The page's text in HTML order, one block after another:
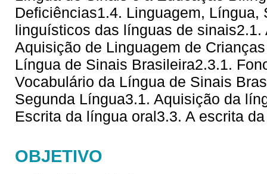
Deficiências1.4. Linguagem,
linguísticos das línguas de
Aquisição de Linguagem de
Língua de Sinais Brasileira2.3.1.
Vocabulário da Língua de Sinais
Segunda Língua3.1. Aquisição da
Escrita da língua oral3.3. A escrita
OBJETIVO